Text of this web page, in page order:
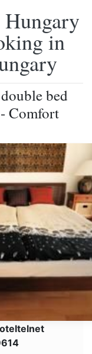
in
bed
Comfort